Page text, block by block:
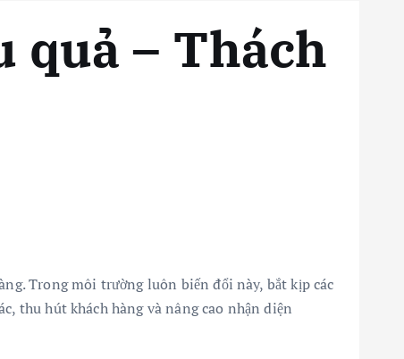
quả – Thách
Trong môi trường luôn biến đổi này, bắt kịp các
thu hút khách hàng và nâng cao nhận diện